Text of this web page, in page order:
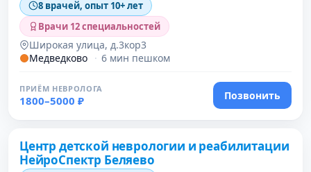
8 врачей, опыт 10+ лет
Врачи 12 специальностей
Широкая улица, д.3кор3
Медведково · 6 мин пешком
ПРИЁМ НЕВРОЛОГА
1800–5000 ₽
Позвонить
Проверено
Центр детской неврологии и реабилитации
НейроСпектр Беляево